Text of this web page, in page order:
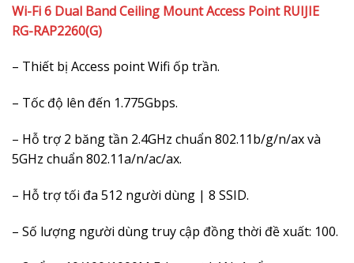
Wi-Fi 6 Dual Band Ceiling Mount Access Point RUIJIE
RG-RAP2260(G)
– Thiết bị Access point Wifi ốp trần.
– Tốc độ lên đến 1.775Gbps.
– Hỗ trợ 2 băng tần 2.4GHz chuẩn 802.11b/g/n/ax và
5GHz chuẩn 802.11a/n/ac/ax.
– Hỗ trợ tối đa 512 người dùng | 8 SSID.
– Số lượng người dùng truy cập đồng thời đề xuất: 100.